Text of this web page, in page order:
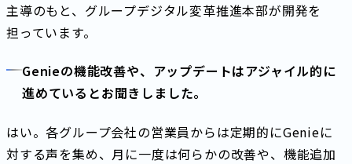
主導のもと、グループデジタル変革推進本部が開発を
担っています。
Genieの機能改善や、アップデートはアジャイル的に
進めているとお聞きしました。
はい。各グループ会社の営業員からは定期的にGenieに
対する声を集め、月に一度は何らかの改善や、機能追加